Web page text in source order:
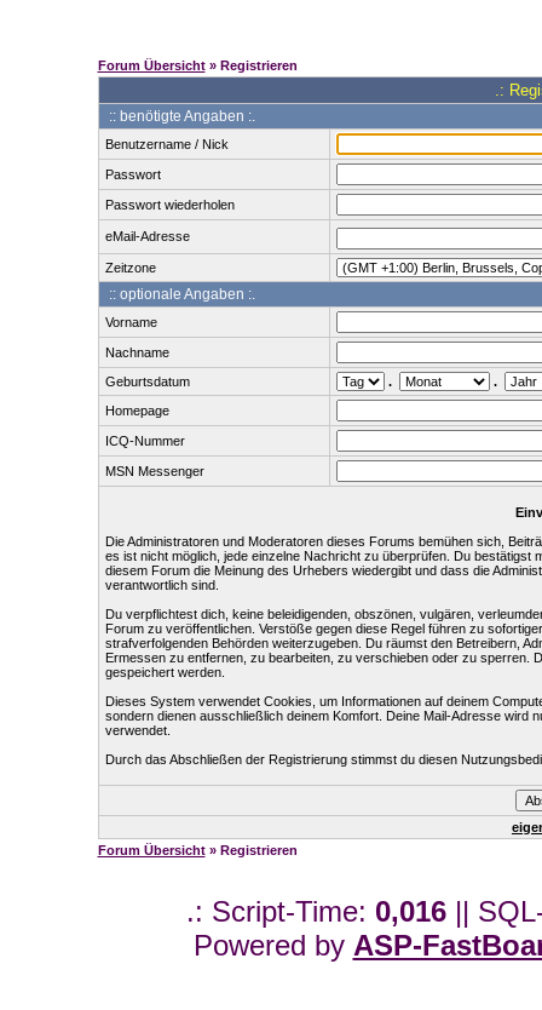
Forum Übersicht» Registrieren
.:
:: benötigte Angaben :.
Benutzername / Nick
Passwort
Passwort wiederholen
eMail-Adresse
Zeitzone
:: optionale Angaben :.
Vorname
Nachname
Geburtsdatum
.
.
Homepage
ICQ-Nummer
MSN Messenger
Die Administratoren und Moderatoren dieses Forums bemühen sich,
es ist nicht möglich, jede einzelne Nachricht zu überprüfen. Du
diesem Forum die Meinung des Urhebers wiedergibt und dass die
verantwortlich sind.
Du verpflichtest dich, keine beleidigenden, obszönen, vulgären,
Forum zu veröffentlichen. Verstöße gegen diese Regel führen zu
strafverfolgenden Behörden weiterzugeben. Du räumst den Betreibern,
Ermessen zu entfernen, zu bearbeiten, zu verschieben oder zu sperren.
gespeichert werden.
Dieses System verwendet Cookies, um Informationen auf deinem
sondern dienen ausschließlich deinem Komfort. Deine Mail-Adresse wird
verwendet.
Durch das Abschließen der Registrierung stimmst du diesen
Forum Übersicht» Registrieren
.: Script-Time: 0,016||
Powered by ASP-